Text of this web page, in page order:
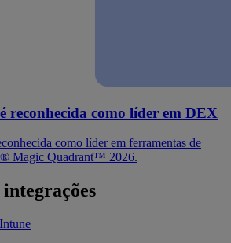
reconhecida como líder em DEX
como líder em ferramentas de
Magic Quadrant™ 2026.